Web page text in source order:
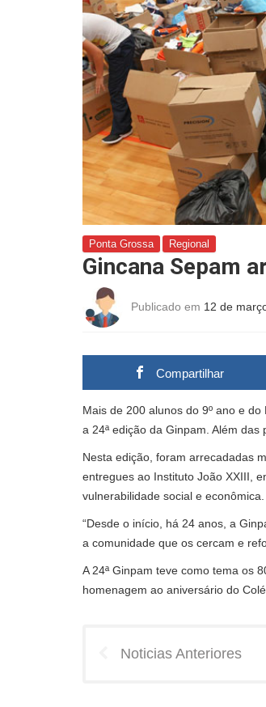
Ponta Grossa Regional
Gincana Sepam
Publicado em 12 de
Compartilhar
Mais de 200 alunos do 9º ano e
a 24ª edição da Ginpam. Além
Nesta edição, foram arrecadadas
entregues ao Instituto João XXIII,
vulnerabilidade social e econômica.
“Desde o início, há 24 anos, a
a comunidade que os cercam e
A 24ª Ginpam teve como tema os
homenagem ao aniversário do
Noticias Anteriores